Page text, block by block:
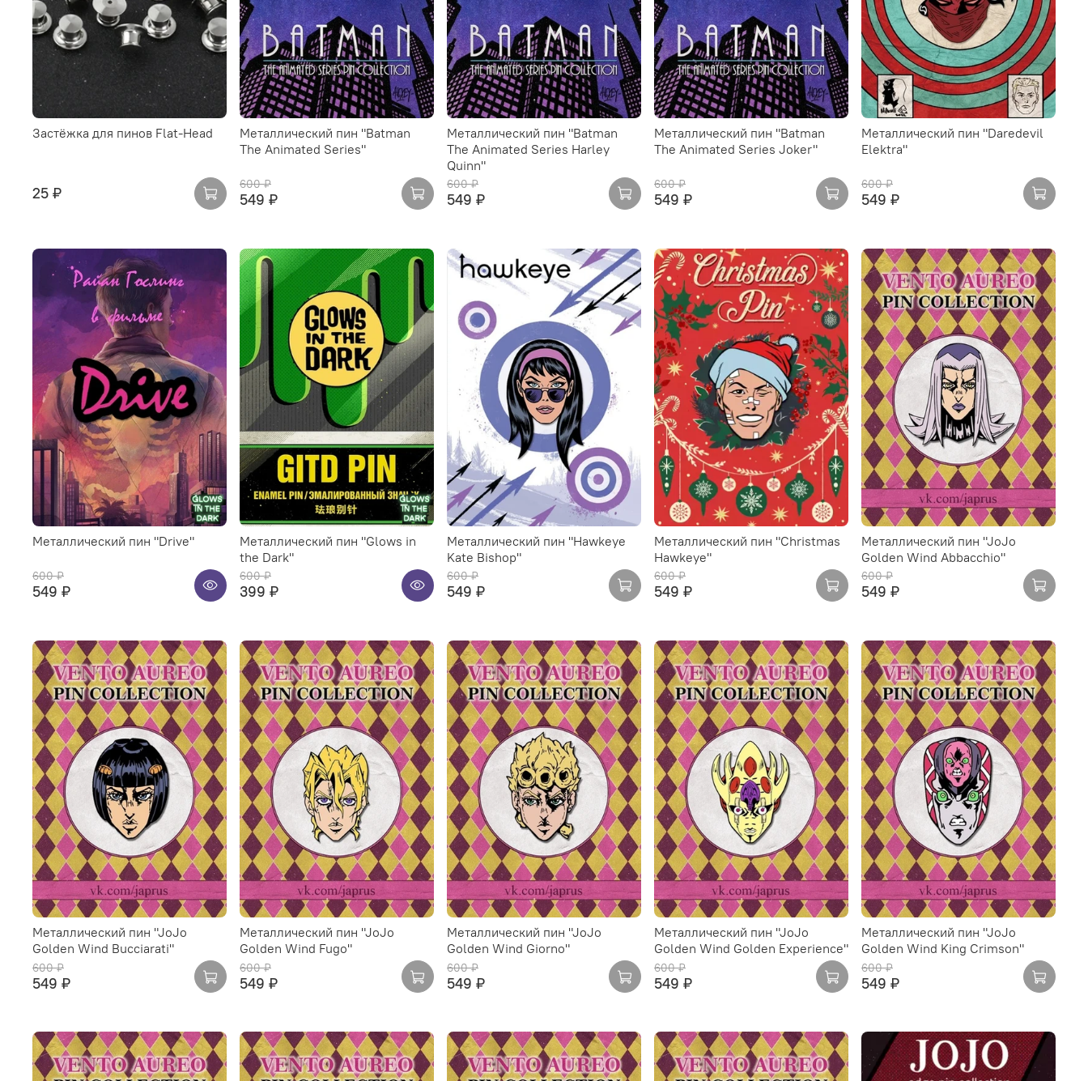
Застёжка для пинов Flat-Head
25 ₽
Металлический пин "Batman
The Animated Series"
600 ₽
549 ₽
Металлический пин "Batman
The Animated Series Harley
Quinn"
600 ₽
549 ₽
Металлический пин "Batman
The Animated Series Joker"
600 ₽
549 ₽
Металлический пин "Daredevil
Elektra"
600 ₽
549 ₽
Металлический пин "Drive"
600 ₽
549 ₽
Металлический пин "Glows in
the Dark"
600 ₽
399 ₽
Металлический пин "Hawkeye
Kate Bishop"
600 ₽
549 ₽
Металлический пин "Christmas
Hawkeye"
600 ₽
549 ₽
Металлический пин "JoJo
Golden Wind Abbacchio"
600 ₽
549 ₽
Металлический пин "JoJo
Golden Wind Bucciarati"
600 ₽
549 ₽
Металлический пин "JoJo
Golden Wind Fugo"
600 ₽
549 ₽
Металлический пин "JoJo
Golden Wind Giorno"
600 ₽
549 ₽
Металлический пин "JoJo
Golden Wind Golden Experience"
600 ₽
549 ₽
Металлический пин "JoJo
Golden Wind King Crimson"
600 ₽
549 ₽